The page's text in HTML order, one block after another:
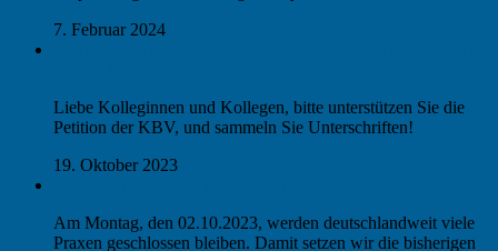
7. Februar 2024
Liebe Kolleginnen und Kollegen, bitte unterstützen Sie die
Petition der KBV, und sammeln Sie Unterschriften!
19. Oktober 2023
Am Montag, den 02.10.2023, werden deutschlandweit viele
Praxen geschlossen bleiben. Damit setzen wir die bisherigen